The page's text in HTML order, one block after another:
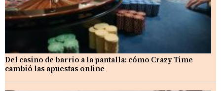
Del casino de barrio a la pantalla: cómo Crazy Time
cambió las apuestas online